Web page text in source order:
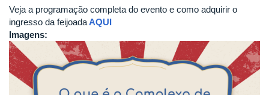
Veja a programação completa do evento e como adquirir o
ingresso da feijoadaAQUI
Imagens: